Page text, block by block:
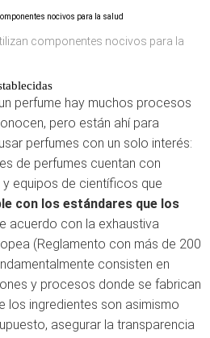
componentes nocivos para la
perfume hay muchos procesos
pero están ahí para
perfumes con un solo interés:
de perfumes cuentan con
equipos de científicos que
con los estándares que los
acuerdo con la exhaustiva
(Reglamento con más de 200
consisten en
y procesos donde se fabrican
los ingredientes son asimismo
asegurar la transparencia